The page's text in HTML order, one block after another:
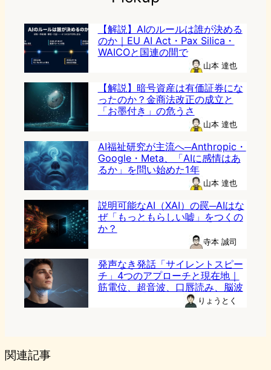
【解説】AIのルールは誰が決める
のか｜EU AI Act・Pax Silica・
WAICOと国連の間で
山本 達也
【解説】暗号資産は有価証券にな
ったのか？金商法改正の成立と
「お墨付き」の危うさ
山本 達也
AI福祉研究が主流へ─Anthropic・
Google・Meta、「AIに感情はあ
るか」を問い始めた1年
山本 達也
説明可能なAI（XAI）の罠─AIはな
ぜ「もっともらしい嘘」をつくの
か？
寺本 誠司
発声なき発話「サイレントスピー
チ」4つのアプローチと現在地｜
筋電位、超音波、口唇読み、脳波
りょうとく
関連記事